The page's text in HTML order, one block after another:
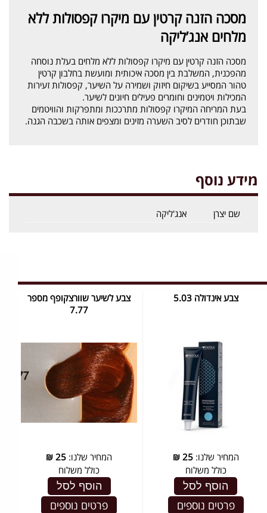
מסכה הזנה קרטין עם מיקרו קפסולות ללא
מלחים אנג’ליקה
מסכה הזנה קרטין עם מיקרו קפסולות ללא מלחים בעלת נוסחה
מהפכנית, המשלבת בין מסכה איכותית ומועשת בחלבון קרטין
טהור המסייע בשיקום חיזוק ושמירה על השיער, קפסולות זעירות
המכילות ויטמינים וחומרים פעילים חיונים לשיער.
בעת המריחה המיקרו קפסולות מתרככות ומתפרקות והוויטמים
שבתוכן חודרים לסיב השערה מזינים ומצפים אותה בשכבה הגנה.
מידע נוסף
שם יצרן אנג'ליקה
צבע אינדולה 5.03
המחיר שלנו:25
₪
כולל משלוח
הוסף לסל
פרטים נוספים
צבע לשיער שוורצקופף מספר
7.77
המחיר שלנו: 25
₪
כולל משלוח
הוסף לסל
פרטים נוספים